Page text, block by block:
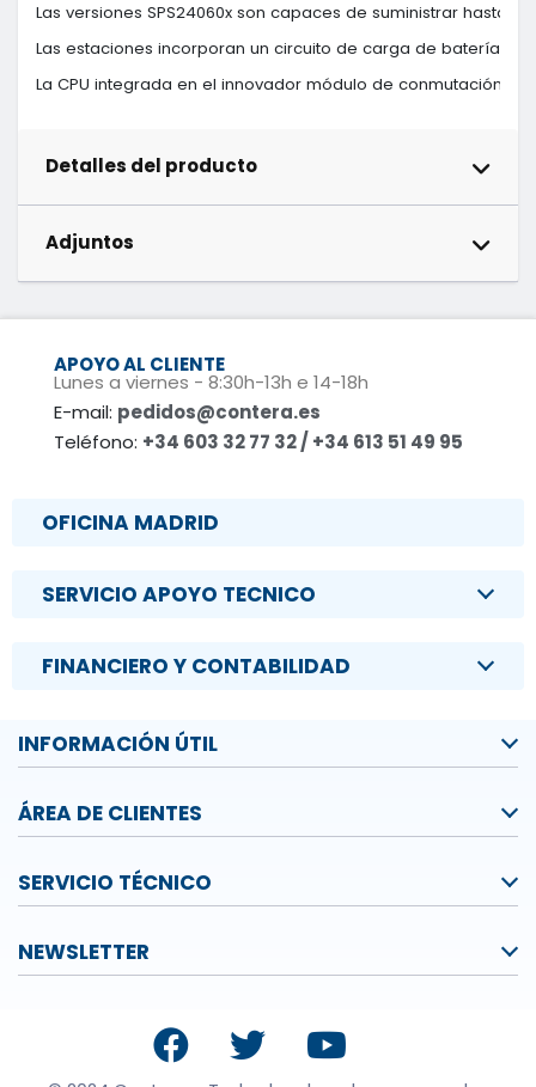
Las versiones SPS24060x son capaces de suministrar hasta
Las estaciones incorporan un circuito de carga de baterías
La CPU integrada en el innovador módulo de conmutación,
Detalles del producto
Adjuntos
APOYO AL CLIENTE
Lunes a viernes - 8:30h-13h e 14-18h
E-mail: pedidos@contera.es
Teléfono: +34 603 32 77 32 / +34 613 51 49 95
OFICINA MADRID
SERVICIO APOYO TECNICO
FINANCIERO Y CONTABILIDAD
INFORMACIÓN ÚTIL
ÁREA DE CLIENTES
SERVICIO TÉCNICO
NEWSLETTER